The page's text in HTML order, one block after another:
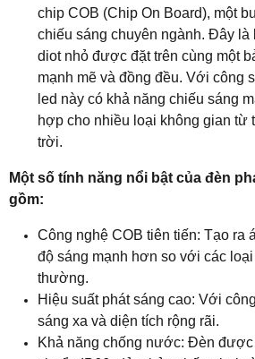
chip COB (Chip On Board), một
chiếu sáng chuyên ngành. Đây là
diot nhỏ được đặt trên cùng một
mạnh mẽ và đồng đều. Với công
led này có khả năng chiếu sáng
hợp cho nhiều loại không gian từ
trời.
Một số tính năng nổi bật của đèn
gồm:
Công nghệ COB tiên tiến: Tạo ra
độ sáng mạnh hơn so với các
thường.
Hiệu suất phát sáng cao: Với
sáng xa và diện tích rộng rãi.
Khả năng chống nước: Đèn